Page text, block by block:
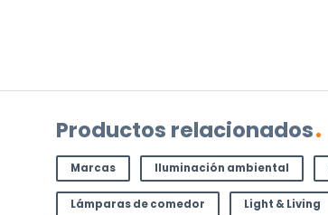
Incluido por defecto
Productos relacionados
Marcas Iluminación ambiental
Lámparas de comedor Light & Living